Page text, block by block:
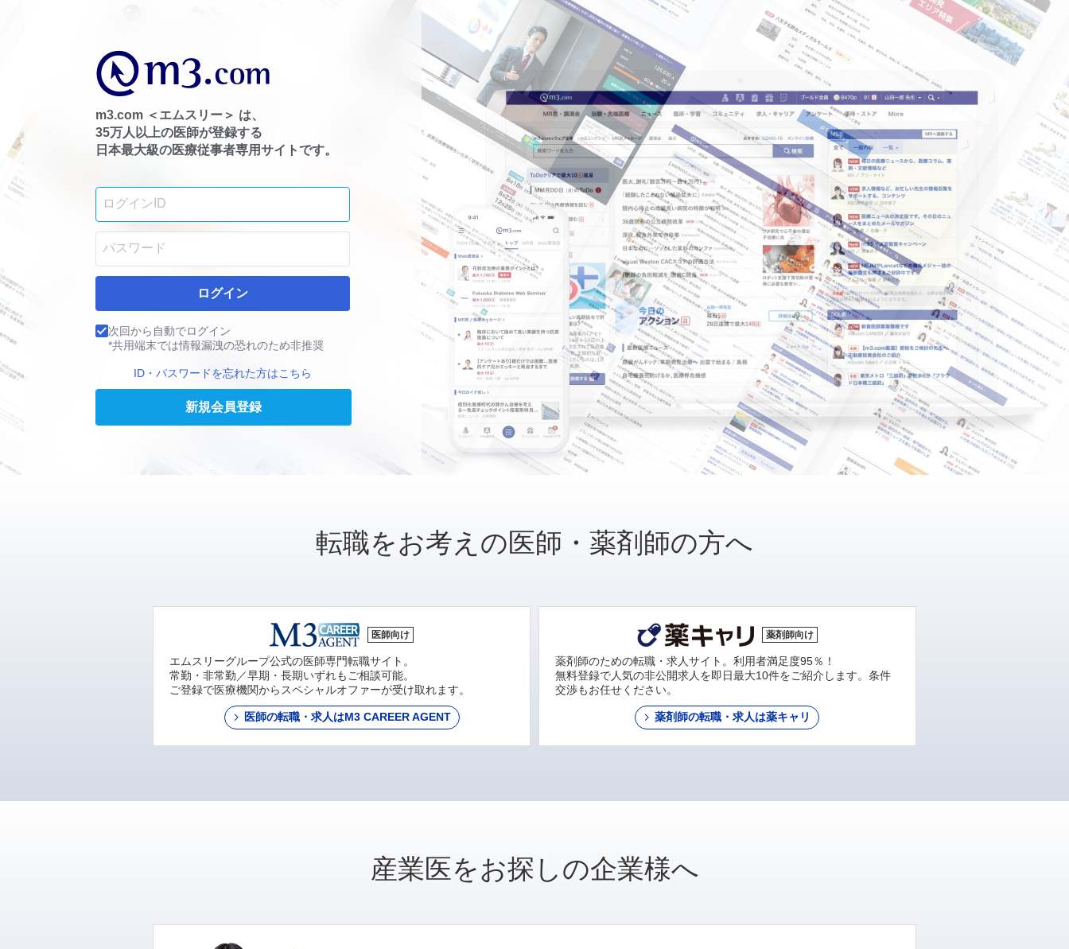
m3.com ＜エムスリー＞ は、
35万人以上の医師が登録する
日本最大級の医療従事者専用サイトです。
ログイン
次回から自動でログイン
*共用端末では情報漏洩の恐れのため非推奨
ID・パスワードを忘れた方はこちら
新規会員登録
転職をお考えの医師・薬剤師の方へ
医師向け
エムスリーグループ公式の医師専門転職サイト。
常勤・非常勤／早期・長期いずれもご相談可能。
ご登録で医療機関からスペシャルオファーが受け取れます。
医師の転職・求人はM3 CAREER AGENT
薬剤師向け
薬剤師のための転職・求人サイト。利用者満足度95％！
無料登録で人気の非公開求人を即日最大10件をご紹介します。条件
交渉もお任せください。
薬剤師の転職・求人は薬キャリ
産業医をお探しの企業様へ